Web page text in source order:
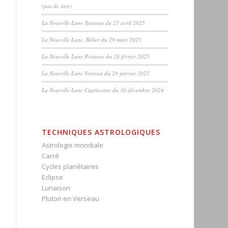
(pas de titre)
La Nouvelle Lune Taureau du 27 avril 2025
La Nouvelle Lune, Bélier du 29 mars 2025
La Nouvelle Lune Poissons du 28 février 2025
La Nouvelle Lune Verseau du 29 janvier 2025
La Nouvelle Lune Capricorne du 30 décembre 2024
TECHNIQUES ASTROLOGIQUES
Astrologie mondiale
Carré
Cycles planétaires
Eclipse
Lunaison
Pluton en Verseau